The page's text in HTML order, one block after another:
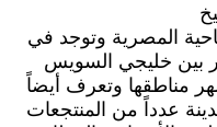
المصرية وتوجد في
بين خليجي السويس
مناطقها وتعرف أيضاً
عدداً من المنتجعات